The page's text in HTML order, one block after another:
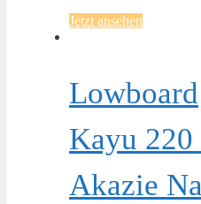
Jetzt ansehen
Lowboard
Kayu 220
Akazie